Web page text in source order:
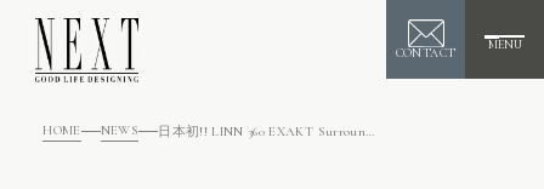
CONTACT
MENU
HOME NEWS